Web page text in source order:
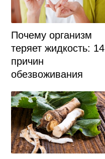
Почему организм
теряет жидкость: 14
причин
обезвоживания